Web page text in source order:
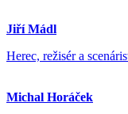
Jiří Mádl
Herec, režisér a
Michal Horáček